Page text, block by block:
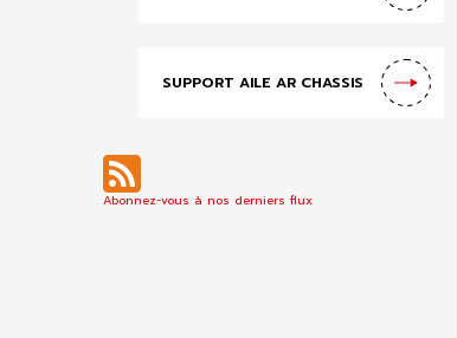
SUPPORT AILE AR CHASSIS
Abonnez-vous à nos derniers flux